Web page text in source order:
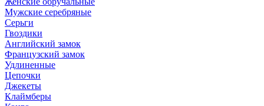
Мужские серебряные
Серьги
Гвоздики
Английский замок
Французский замок
Удлиненные
Цепочки
Джекеты
Клаймберы